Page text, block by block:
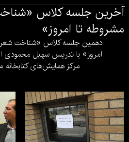
آخرین جلسه کلاس
مشروطه تا امروز»
دهمین جلسه کلاس «شناخت شعر
امروز» با تدریس سهیل محمودی
مرکز همایش‌های کتابخانه